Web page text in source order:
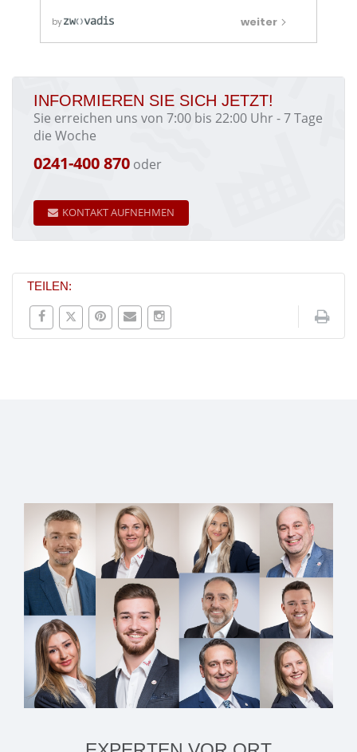
INFORMIEREN SIE SICH JETZT!
Sie erreichen uns von 7:00 bis 22:00 Uhr - 7 Tage
die Woche
0241-400 870 oder
KONTAKT AUFNEHMEN
TEILEN: